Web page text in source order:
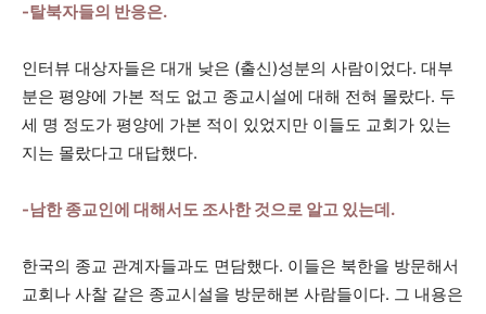
-탈북자들의 반응은.
인터뷰 대상자들은 대개 낮은 (출신)성분의 사람이었다. 대부
분은 평양에 가본 적도 없고 종교시설에 대해 전혀 몰랐다. 두
세 명 정도가 평양에 가본 적이 있었지만 이들도 교회가 있는
지는 몰랐다고 대답했다.
-남한 종교인에 대해서도 조사한 것으로 알고 있는데.
한국의 종교 관계자들과도 면담했다. 이들은 북한을 방문해서
교회나 사찰 같은 종교시설을 방문해본 사람들이다. 그 내용은